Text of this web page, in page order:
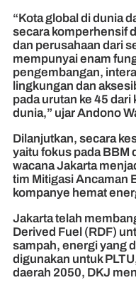
“Kota global di dunia
secara komperhensif
dan perusahaan dari
mempunyai enam
pengembangan,
lingkungan dan
pada urutan ke 45
dunia,” ujar Andono
Dilanjutkan, secara
yaitu fokus pada BBM
wacana Jakarta
tim Mitigasi Ancaman
kompanye hemat
Jakarta telah
Derived Fuel (RDF)
sampah, energi yang
digunakan untuk
daerah 2050, DKJ